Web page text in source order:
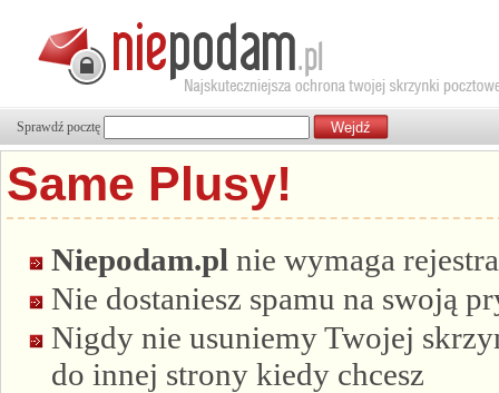
Sprawdź pocztę
Same Plusy!
Niepodam.pl nie wymaga
Nie dostaniesz spamu na swoją
Nigdy nie usuniemy Twojej
do innej strony kiedy chcesz